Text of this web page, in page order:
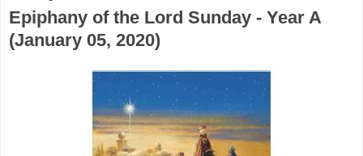
Epiphany of the Lord Sunday - Year A
(January 05, 2020)